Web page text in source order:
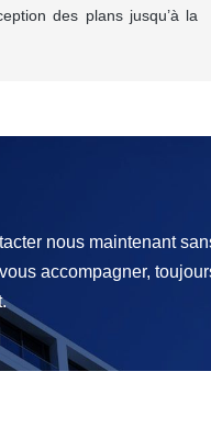
des plans jusqu’à la
nous maintenant
accompagner,